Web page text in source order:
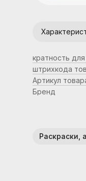
кратность
штрихкода
Артикул
Бренд
Раскраски,